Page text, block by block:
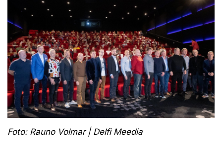
Foto: Rauno Volmar | Delfi Meedia